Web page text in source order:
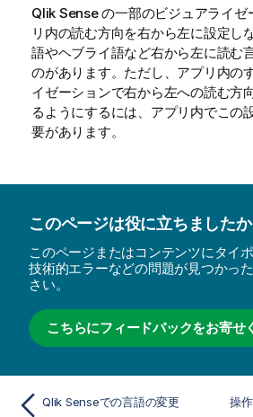
Qlik Senseの一部のビジュアライゼ
リ内の読む方向を右から左に設定し
語やヘブライ語など右から左に読む
のがあります。ただし、アプリ内の
イゼーションで右から左への読む方
るようにするには、アプリ内でこの
要があります。
このページは役に立ちました
このページまたはコンテンツにタイ
技術的エラーなどの問題が見つかっ
さい。
こちらにフィードバックをお寄せ
Qlik Senseでの言語の変更 操